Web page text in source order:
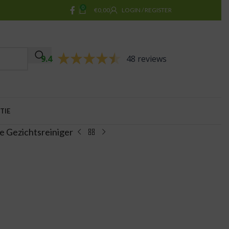
0 €0,00 LOGIN / REGISTER
9.4 48 reviews
Gezichtsreiniger